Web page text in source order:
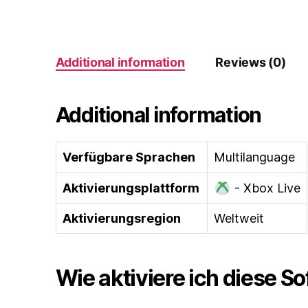
Additional information Reviews (0)
Additional information
Verfügbare Sprachen Multilanguage
Aktivierungsplattform - Xbox Live
Aktivierungsregion Weltweit
Wie aktiviere ich diese